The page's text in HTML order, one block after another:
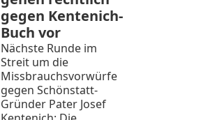
gegen Kentenich-
Buch vor
Nächste Runde im
Streit um die
Missbrauchsvorwürfe
gegen Schönstatt-
Gründer Pater Josef